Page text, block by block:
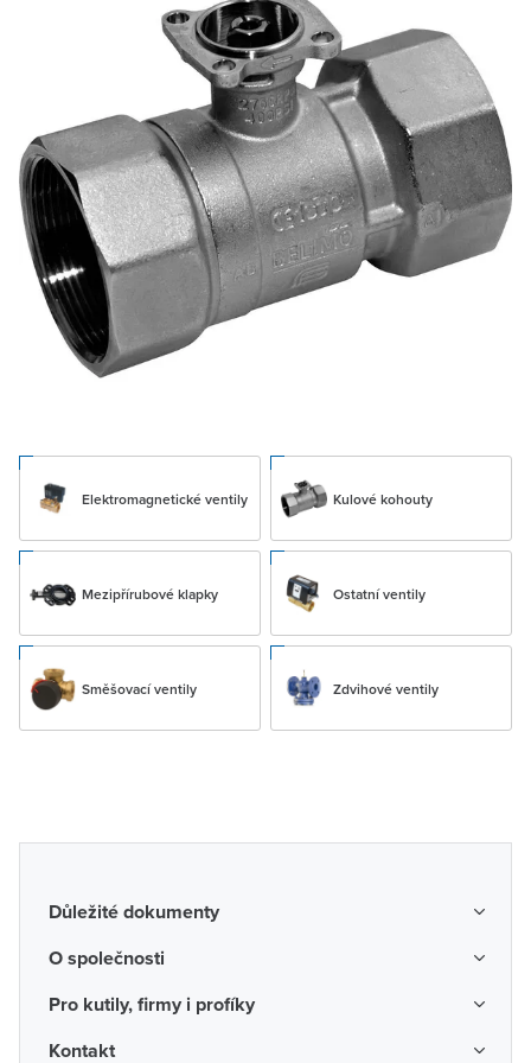
Elektromagnetické ventily Kulové kohouty
Mezipřírubové klapky Ostatní ventily
Směšovací ventily Zdvihové ventily
Důležité dokumenty
Obchodní podmínky
Reklamace a vrácení zboží
Odstoupení od smlouvy
O společnosti
O nás
Pro kutily, firmy i profíky
Katalogy probíhajících akcí
Kontakt